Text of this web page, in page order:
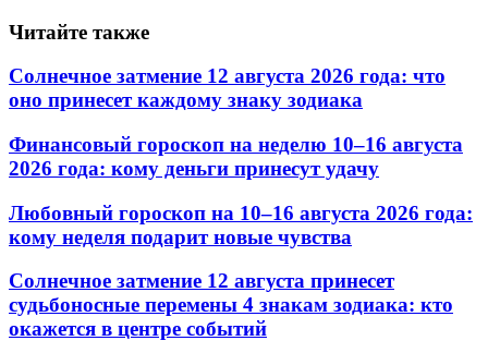
Читайте также
Солнечное затмение 12 августа 2026 года: что
оно принесет каждому знаку зодиака
Финансовый гороскоп на неделю 10–16 августа
2026 года: кому деньги принесут удачу
Любовный гороскоп на 10–16 августа 2026 года:
кому неделя подарит новые чувства
Солнечное затмение 12 августа принесет
судьбоносные перемены 4 знакам зодиака: кто
окажется в центре событий